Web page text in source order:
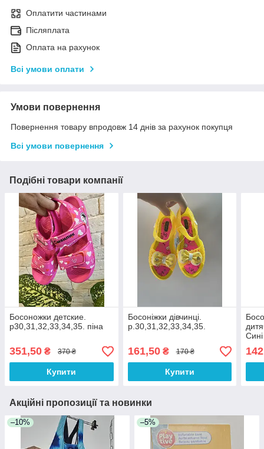
Оплатити частинами
Післяплата
Оплата на рахунок
Всі умови оплати
Умови повернення
Повернення товару впродовж 14 днів за рахунок покупця
Всі умови повернення
Подібні товари компанії
Босоножки детские.
р30,31,32,33,34,35. піна
351,50 ₴ 370 ₴
Купити
Босоніжки дівчинці.
р.30,31,32,33,34,35.
161,50₴ 170 ₴
Купити
Сині
Акційні пропозиції та новинки
–10% –5%